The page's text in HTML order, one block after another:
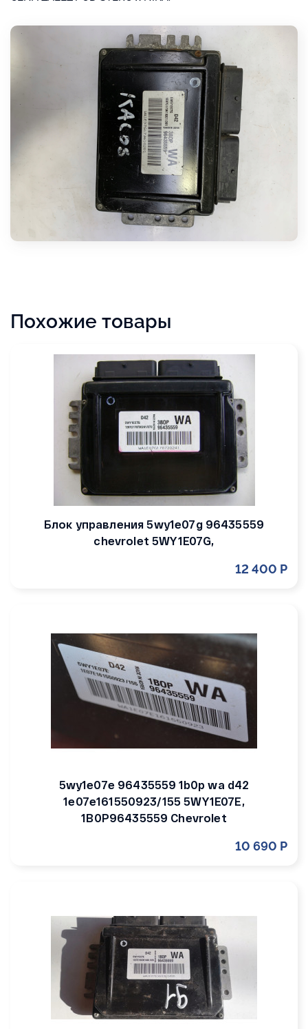
Похожие товары
Блок управления 5wy1e07g 96435559
chevrolet 5WY1E07G,
12 400 Р
5wy1e07e 96435559 1b0p wa d42
1e07e161550923/155 5WY1E07E,
1B0P96435559 Chevrolet
10 690 Р